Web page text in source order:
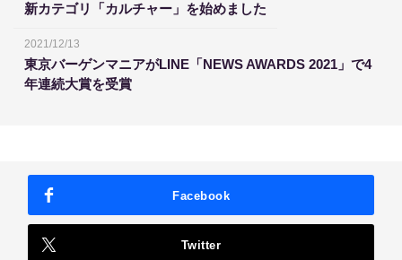
新カテゴリ「カルチャー」を始めました
2021/12/13
東京バーゲンマニアがLINE「NEWS AWARDS 2021」で4
年連続大賞を受賞
Facebook
Twitter